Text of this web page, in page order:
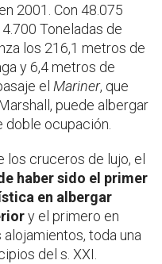
2001. Con 48.075
Toneladas de
los 216,1 metros de
y 6,4 metros de
el Mariner, que
puede albergar
doble ocupación.
los cruceros de lujo, el
haber sido el primer
en albergar
y el primero en
toda una
del s. XXI.